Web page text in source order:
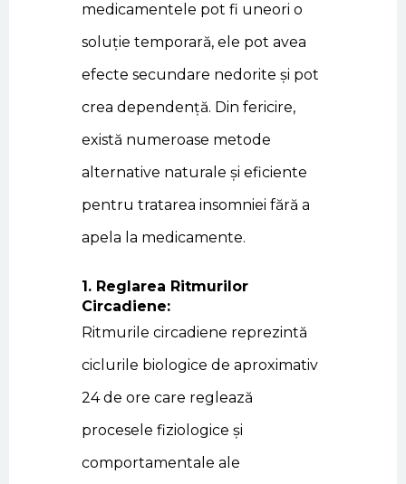
medicamentele pot fi uneori o
soluție temporară, ele pot avea
efecte secundare nedorite și pot
crea dependență. Din fericire,
există numeroase metode
alternative naturale și eficiente
pentru tratarea insomniei fără a
apela la medicamente.
1. Reglarea Ritmurilor
Circadiene:
Ritmurile circadiene reprezintă
ciclurile biologice de aproximativ
24 de ore care reglează
procesele fiziologice și
comportamentale ale